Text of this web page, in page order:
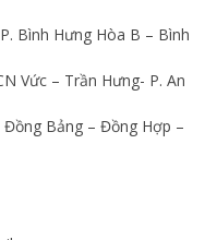
Bình Hưng Hòa B – Bình
Vức – Trần Hưng- P. An
Bảng – Đồng Hợp –